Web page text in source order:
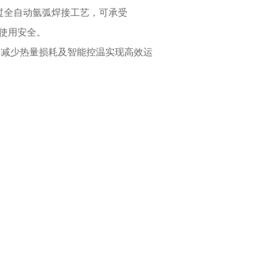
自动氩弧焊接工艺，可承受
用安全。
少热量损耗及智能控温实现高效运